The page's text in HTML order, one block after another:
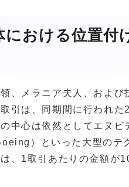
おける位置付
、メラニア夫人、および
引は、同期間に行われ
中心は依然としてエヌ
）といった大型のテ
、1取引あたりの金額が